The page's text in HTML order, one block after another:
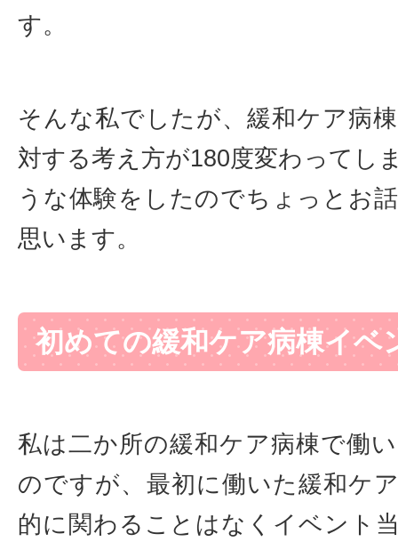
す。
そんな私でしたが、緩和ケア病
対する考え方が180度変わってし
うな体験をしたのでちょっとお
思います。
初めての緩和ケア病棟イベ
私は二か所の緩和ケア病棟で働
のですが、最初に働いた緩和ケ
的に関わることはなくイベント